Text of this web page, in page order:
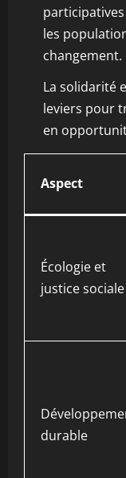
les
changement.
La solidarité
leviers pour
en
Aspect
Écologie et
justice sociale
durable